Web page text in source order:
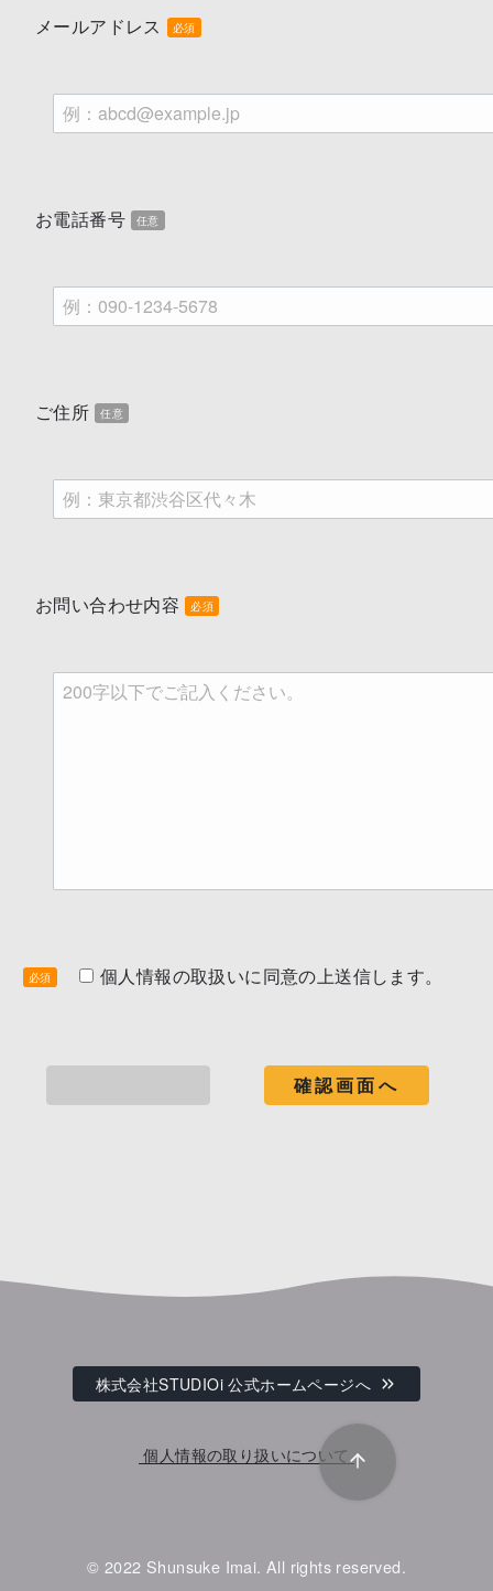
メールアドレス 必須
お電話番号 任意
ご住所 任意
お問い合わせ内容 必須
必須 個人情報の取扱いに同意の上送信します。
株式会社STUDIOi 公式ホームページへ
個人情報の取り扱いについて
© 2022 Shunsuke Imai. All rights reserved.